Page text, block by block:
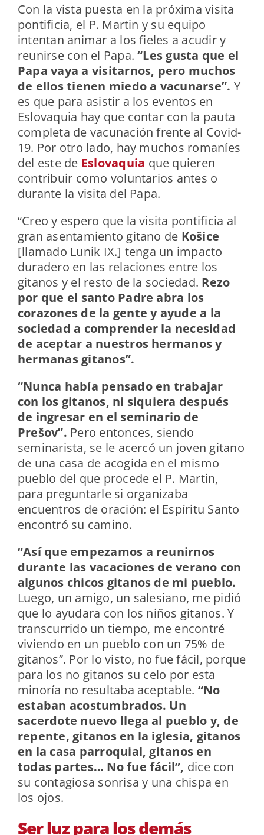
Con la vista puesta en la próxima visita
pontificia, el P. Martin y su equipo
intentan animar a los fieles a acudir y
reunirse con el Papa.“Les gusta que el
Papa vaya a visitarnos, pero muchos
de ellos tienen miedo a vacunarse”. Y
es que para asistir a los eventos en
Eslovaquia hay que contar con la pauta
completa de vacunación frente al Covid-
19. Por otro lado, hay muchos romaníes
del este de Eslovaquia que quieren
contribuir como voluntarios antes o
durante la visita del Papa.
“Creo y espero que la visita pontificia al
gran asentamiento gitano de Košice
[llamado Lunik IX.] tenga un impacto
duradero en las relaciones entre los
gitanos y el resto de la sociedad. Rezo
por que el santo Padre abra los
corazones de la gente y ayude a la
sociedad a comprender la necesidad
de aceptar a nuestros hermanos y
hermanas gitanos”.
“Nunca había pensado en trabajar
con los gitanos, ni siquiera después
de ingresar en el seminario de
Prešov”. Pero entonces, siendo
seminarista, se le acercó un joven gitano
de una casa de acogida en el mismo
pueblo del que procede el P. Martin,
para preguntarle si organizaba
encuentros de oración: el Espíritu Santo
encontró su camino.
“Así que empezamos a reunirnos
durante las vacaciones de verano con
algunos chicos gitanos de mi pueblo.
Luego, un amigo, un salesiano, me pidió
que lo ayudara con los niños gitanos. Y
transcurrido un tiempo, me encontré
viviendo en un pueblo con un 75% de
gitanos”. Por lo visto, no fue fácil, porque
para los no gitanos su celo por esta
minoría no resultaba aceptable. “No
estaban acostumbrados. Un
sacerdote nuevo llega al pueblo y, de
repente, gitanos en la iglesia, gitanos
en la casa parroquial, gitanos en
todas partes… No fue fácil”, dice con
su contagiosa sonrisa y una chispa en
los ojos.
Ser luz para los demás